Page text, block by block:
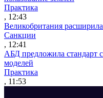
Практика
, 12:43
Великобритания
Санкции
, 12:41
АБД предложила стандарт
моделей
Практика
, 11:53